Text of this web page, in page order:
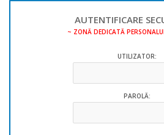
AUTENTIFICARE
~ ZONĂ DEDICATĂ
UTILIZATOR:
PAROLĂ: